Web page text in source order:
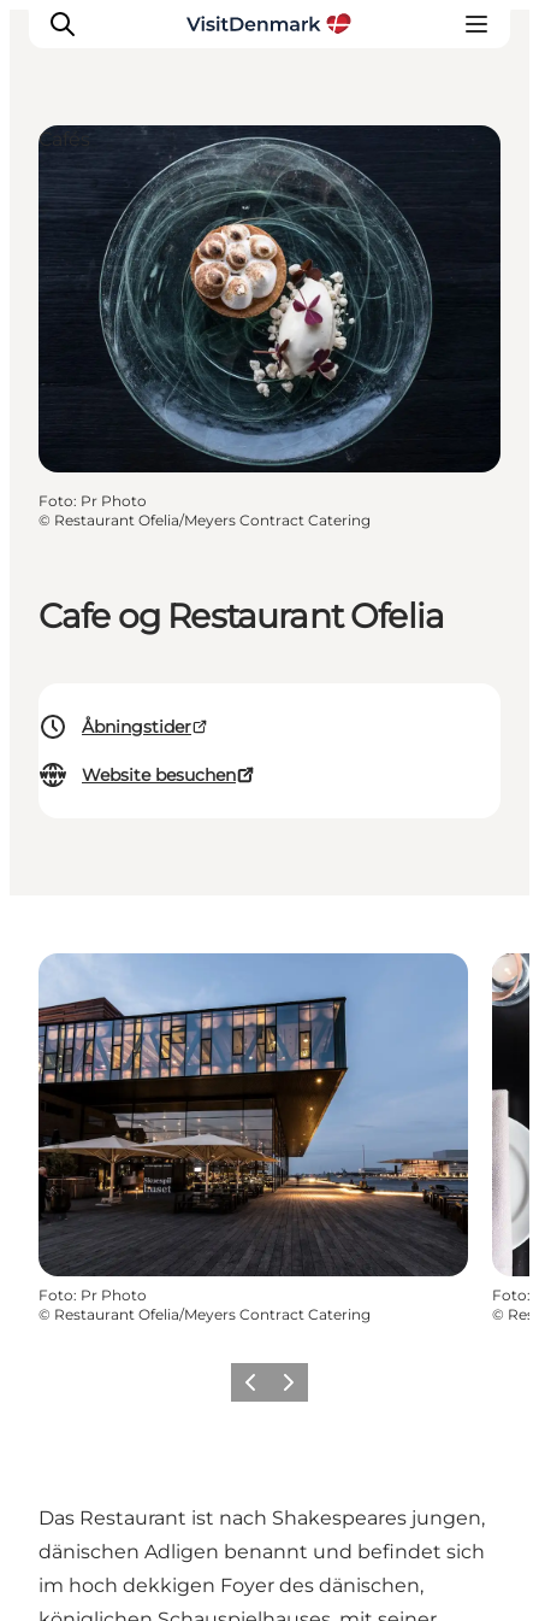
Inspiration
Regionen
Erlebnisse
Unterkünfte
Reiseplanung
Cafe og Restaurant Ofelia
Åbningstider
Website besuchen
Cafés
Foto: Pr Photo
© Restaurant Ofelia/Meyers Contract Catering
Foto: Pr Photo
© Restaurant Ofelia/Meyers Contract Catering
Foto:
©
ZurückWeiter
Das Restaurant ist nach Shakespeares jungen,
dänischen Adligen benannt und befindet sich
im hoch dekkigen Foyer des dänischen,